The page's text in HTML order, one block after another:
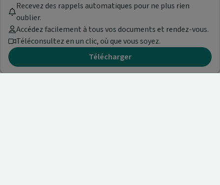
Recevez des rappels automatiques pour ne plus rien
oublier.
Accédez facilement à tous vos documents et rendez-vous.
Téléconsultez en un clic, où que vous soyez.
Télécharger